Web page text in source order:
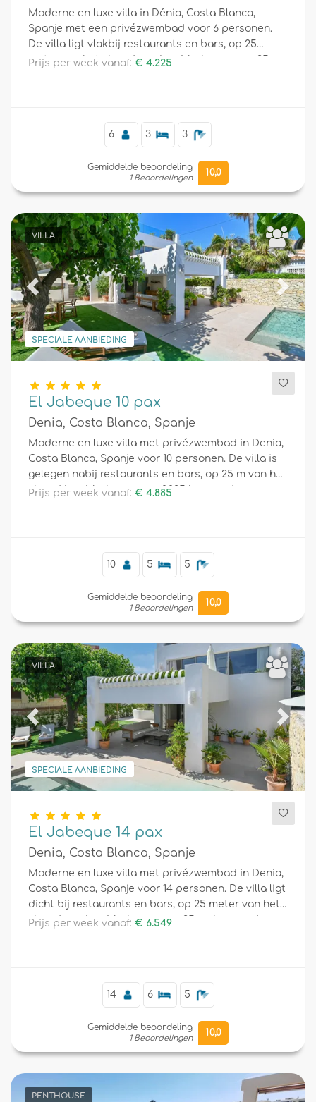
Aanvullend
Moderne en luxe villa in Dénia, Costa Blanca,
Spanje met een privézwembad voor 6 personen.
De villa ligt vlakbij restaurants en bars, op 25
meter van het strand van Les Marines en op 25
Prijs per week vanaf: € 4.225
6 3 3
Gemiddelde beoordeling
1 Beoordelingen
10,0
VILLA
SPECIALE AANBIEDING
Previous Next
El Jabeque 10 pax
Denia, Costa Blanca, Spanje
Moderne en luxe villa met privézwembad in Denia,
Costa Blanca, Spanje voor 10 personen. De villa is
gelegen nabij restaurants en bars, op 25 m van het
strand Les Marines en op 0,025 km van de
Prijs per week vanaf: € 4.885
10 5 5
Gemiddelde beoordeling
1 Beoordelingen
10,0
VILLA
SPECIALE AANBIEDING
Previous Next
El Jabeque 14 pax
Denia, Costa Blanca, Spanje
Moderne en luxe villa met privézwembad in Denia,
Costa Blanca, Spanje voor 14 personen. De villa ligt
dicht bij restaurants en bars, op 25 meter van het
strand van Les Marines en op 25 meter van de
Prijs per week vanaf: € 6.549
14 6 5
Gemiddelde beoordeling
1 Beoordelingen
10,0
PENTHOUSE